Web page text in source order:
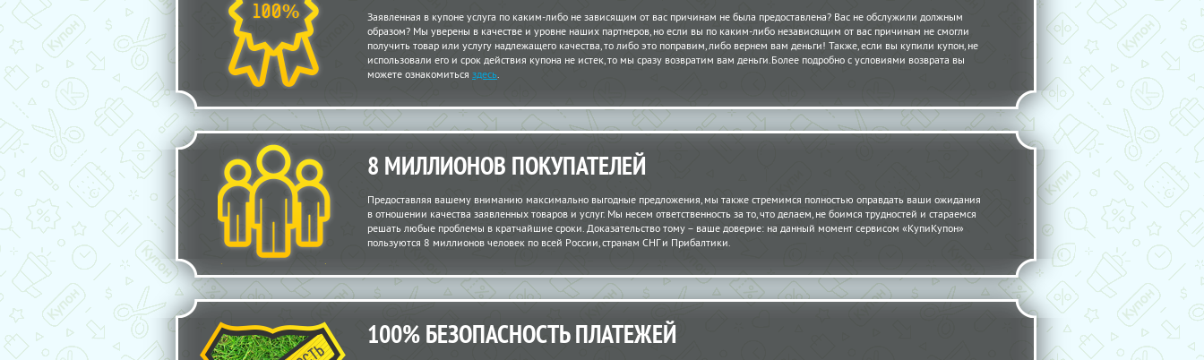
Заявленная в купоне услуга по каким-либо не зависящим от вас причинам не была предоставлена? Вас не обслужили должным
образом? Мы уверены в качестве и уровне наших партнеров, но если вы по каким-либо независящим от вас причинам не смогли
получить товар или услугу надлежащего качества, то либо это поправим, либо вернем вам деньги! Также, если вы купили купон, не
использовали его и срок действия купона не истек, то мы сразу возвратим вам деньги.Более подробно с условиями возврата вы
можете ознакомиться здесь.
8 МИЛЛИОНОВ ПОКУПАТЕЛЕЙ
Предоставляя вашему вниманию максимально выгодные предложения, мы также стремимся полностью оправдать ваши ожидания
в отношении качества заявленных товаров и услуг. Мы несем ответственность за то, что делаем, не боимся трудностей и стараемся
решать любые проблемы в кратчайшие сроки. Доказательство тому – ваше доверие: на данный момент сервисом «КупиКупон»
пользуются 8 миллионов человек по всей России, странам СНГ и Прибалтики.
100% БЕЗОПАСНОСТЬ ПЛАТЕЖЕЙ